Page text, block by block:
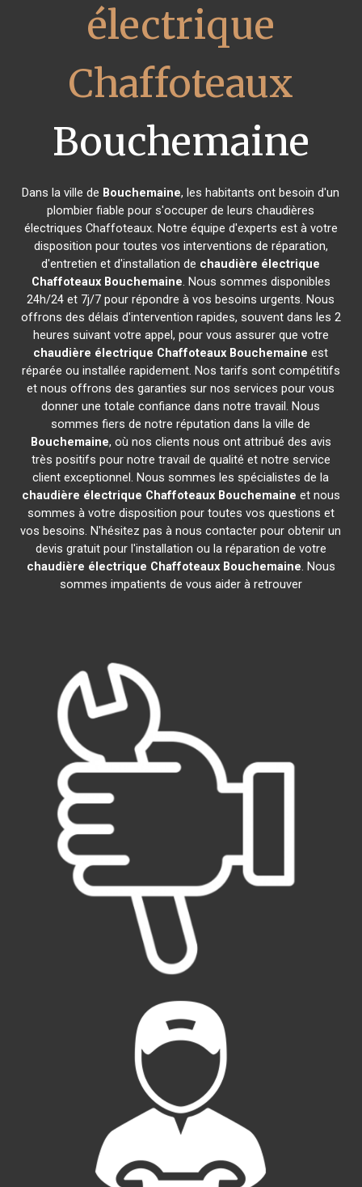
électrique
Chaffoteaux
Bouchemaine
Dans la ville de Bouchemaine, les habitants ont besoin d'un
plombier fiable pour s'occuper de leurs chaudières
électriques Chaffoteaux. Notre équipe d'experts est à votre
disposition pour toutes vos interventions de réparation,
d'entretien et d'installation de chaudière électrique
Chaffoteaux Bouchemaine. Nous sommes disponibles
24h/24 et 7j/7 pour répondre à vos besoins urgents. Nous
offrons des délais d'intervention rapides, souvent dans les 2
heures suivant votre appel, pour vous assurer que votre
chaudière électrique Chaffoteaux Bouchemaine est
réparée ou installée rapidement. Nos tarifs sont compétitifs
et nous offrons des garanties sur nos services pour vous
donner une totale confiance dans notre travail. Nous
sommes fiers de notre réputation dans la ville de
Bouchemaine, où nos clients nous ont attribué des avis
très positifs pour notre travail de qualité et notre service
client exceptionnel. Nous sommes les spécialistes de la
chaudière électrique Chaffoteaux Bouchemaine et nous
sommes à votre disposition pour toutes vos questions et
vos besoins. N'hésitez pas à nous contacter pour obtenir un
devis gratuit pour l'installation ou la réparation de votre
chaudière électrique Chaffoteaux Bouchemaine. Nous
sommes impatients de vous aider à retrouver